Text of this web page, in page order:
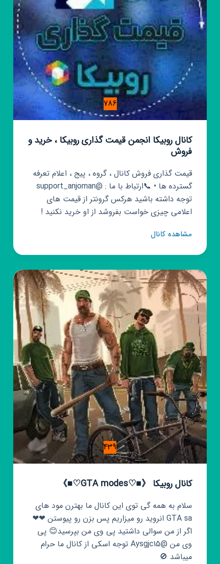
مصرف
مانتو
لباس
786
کانال روبیکا انجمن قیمت گذاری روبیکا ، خرید و
فروش
قیمت گذاری فروش کانال ، گروه ، پیج ، اعلام تعرفه
گسترده ها • 📞ارتباط با ما : @support_anjoman ‌
توجه داشته باشید هرکس گرونتر از قیمت های
اعلامی چیزی خواست بفروشد از او خرید نکنید !
مشاهده کانالکانال
انجمن
قیمت
گذاری
روبیکا
خرید
و
فروش
439
کانال روبیکا 《■♡GTA modes♡■》
سلام به همه گی توی این کانال ما بهترن مود های
GTA sa انروید رو میزاریم پس بزن رو پیوستن ❤❤
اگر از من سوالی داشتید پی وی من بپرسید😊 پی
وی من @Aysgjc15 توجه اسکی از کانال ما حرام
میباشد 🚫